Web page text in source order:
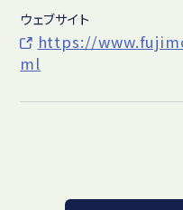
ウェブサイト
https://
ml